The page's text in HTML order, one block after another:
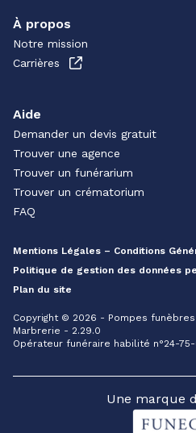
À propos
Notre mission
Carrières
Aide
Demander un devis gratuit
Trouver une agence
Trouver un funérarium
Trouver un crématorium
FAQ
Mentions Légales – Conditions
Politique de gestion des données
Plan du site
Copyright © 2026 - Pompes
Marbrerie - 2.29.0
Opérateur funéraire habilité n°24-
Une marque